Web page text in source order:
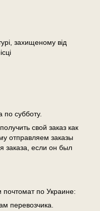
захищеному від
по субботу.
свой заказ как
отправляем заказы
заказа, если он был
по Украине:
перевозчика.